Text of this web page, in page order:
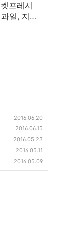
프레시
일, 지금
2016.06.20
2016.06.15
2016.05.23
2016.05.11
2016.05.09